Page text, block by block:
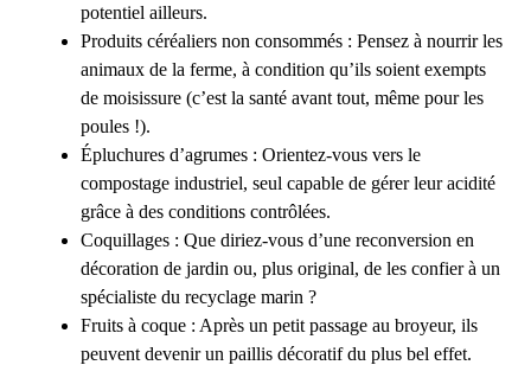
potentiel ailleurs.
Produits céréaliers non consommés : Pensez à nourrir les
animaux de la ferme, à condition qu’ils soient exempts
de moisissure (c’est la santé avant tout, même pour les
poules !).
Épluchures d’agrumes : Orientez-vous vers le
compostage industriel, seul capable de gérer leur acidité
grâce à des conditions contrôlées.
Coquillages : Que diriez-vous d’une reconversion en
décoration de jardin ou, plus original, de les confier à un
spécialiste du recyclage marin ?
Fruits à coque : Après un petit passage au broyeur, ils
peuvent devenir un paillis décoratif du plus bel effet.